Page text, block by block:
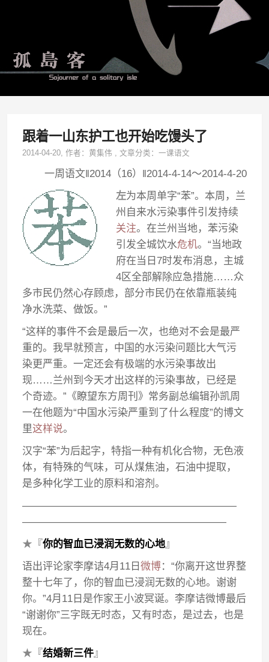
跟着一山东护工也开始吃馒头了
2014-04-20, 作者：黄集伟 ,文章分类：一课语文
一周语文‖2014（16）‖2014-4-14～2014-4-20
左为本周单字“苯”。本周，兰
州自来水污染事件引发持续
关注。在兰州当地，苯污染
引发全城饮水危机。“当地政
府在当日7时发布消息，主城
4区全部解除应急措施……众
多市民仍然心存顾虑，部分市民仍在依靠瓶装纯
净水洗菜、做饭。”
“这样的事件不会是最后一次，也绝对不会是最严
重的。我早就预言，中国的水污染问题比大气污
染更严重。一定还会有极端的水污染事故出
现……兰州到今天才出这样的污染事故，已经是
个奇迹。”《瞭望东方周刊》常务副总编辑孙凯周
一在他题为“中国水污染严重到了什么程度”的博文
里这样说。
汉字“苯”为后起字，特指一种有机化合物，无色液
体，有特殊的气味，可从煤焦油，石油中提取，
是多种化学工业的原料和溶剂。
—————————————————————
————————————————————
★ 『你的智血已浸润无数的心地』
语出评论家李摩诘4月11日微博：“你离开这世界整
整十七年了，你的智血已浸润无数的心地。谢谢
你。”4月11日是作家王小波冥诞。李摩诘微博最后
“谢谢你”三字既无时态，又有时态，是过去，也是
现在。
★ 『结婚新三件』